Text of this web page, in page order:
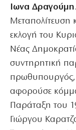
Ιωνα Δραγούμη
Μεταπολίτευση
εκλογή του
Νέας
συντηρητική
πρωθυπουργός,
αφορούσε
Παράταξη του
Γιώργου